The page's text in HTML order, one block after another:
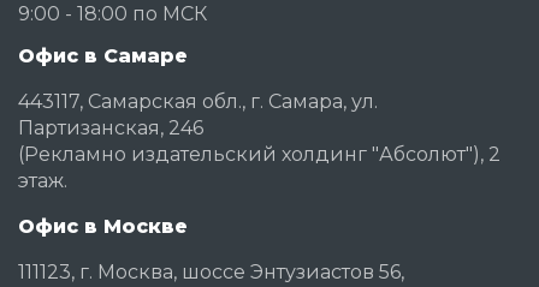
9:00 - 18:00 по МСК
Офис в Самаре
443117, Самарская обл., г. Самара, ул.
Партизанская, 246
(Рекламно издательский холдинг "Абсолют"), 2
этаж.
Офис в Москве
111123, г. Москва, шоссе Энтузиастов 56,